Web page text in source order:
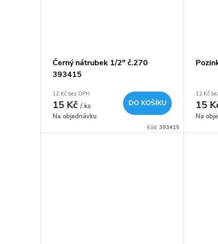
Černý nátrubek 1/2" č.270
393415
12 Kč bez DPH
15 Kč/ ks
Na objednávku
DO KOŠÍKU
Kód:393415
12 Kč
15
Na